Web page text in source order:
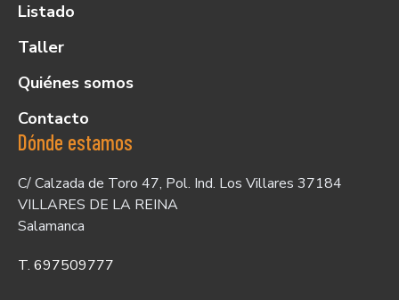
Listado
Taller
Quiénes somos
Contacto
Dónde estamos
C/ Calzada de Toro 47, Pol. Ind. Los Villares 37184
VILLARES DE LA REINA
Salamanca
T. 697509777